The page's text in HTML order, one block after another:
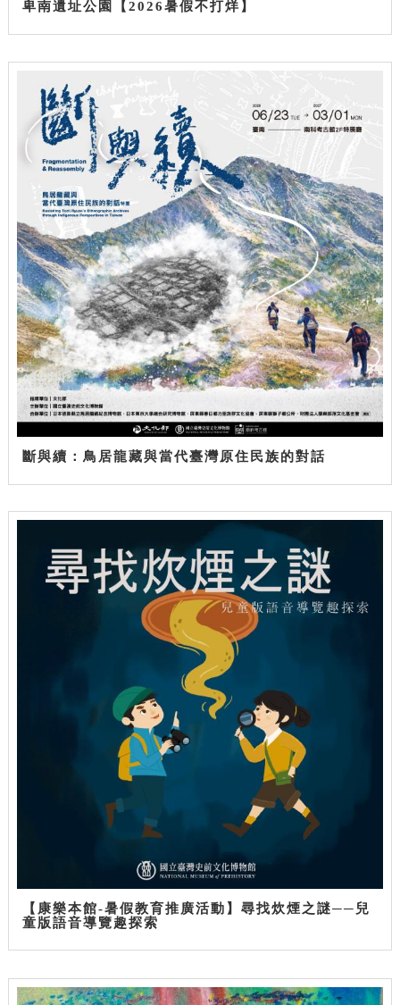
卑南遺址公園【2026暑假不打烊】
斷與續：鳥居龍藏與當代臺灣原住民族的對話
【康樂本館-暑假教育推廣活動】尋找炊煙之謎──兒
童版語音導覽趣探索